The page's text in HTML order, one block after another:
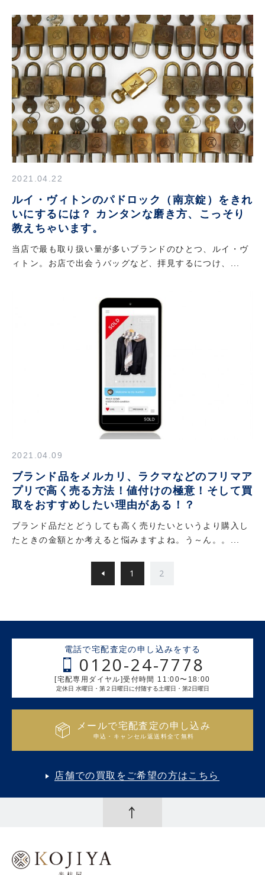
2021.04.22
ルイ・ヴィトンのパドロック（南京錠）をきれ
いにするには？ カンタンな磨き方、こっそり
教えちゃいます。
当店で最も取り扱い量が多いブランドのひとつ、ルイ・ヴ
ィトン。お店で出会うバッグなど、拝見するにつけ、...
2021.04.09
ブランド品をメルカリ、ラクマなどのフリマア
プリで高く売る方法！値付けの極意！そして買
取をおすすめしたい理由がある！？
ブランド品だとどうしても高く売りたいというより購入し
たときの金額とか考えると悩みますよね。う～ん。。...
前のページへ
1 2
電話で宅配査定の申し込みをする
0120-24-7778
[宅配専用ダイヤル]受付時間 11:00〜18:00
定休日 水曜日・第２日曜日に付随する土曜日・第2日曜日
メールで宅配査定の申し込み
申込・キャンセル返送料全て無料
店舗での買取をご希望の方はこちら